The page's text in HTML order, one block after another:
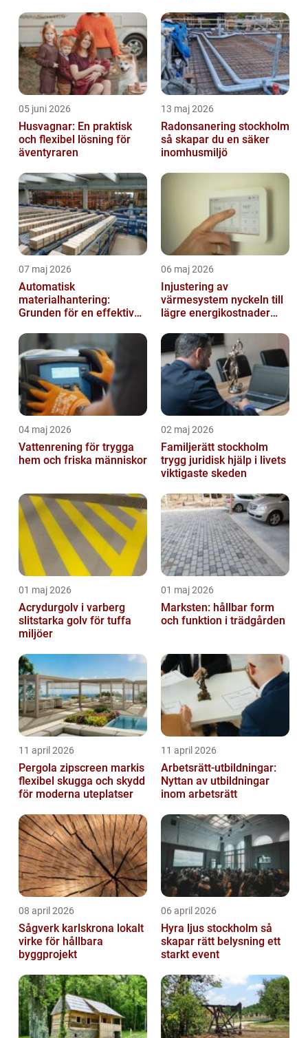
05 juni 2026
Husvagnar: En praktisk
och flexibel lösning för
äventyraren
13 maj 2026
Radonsanering stockholm
så skapar du en säker
inomhusmiljö
07 maj 2026
Automatisk
materialhantering:
Grunden för en effektiv
06 maj 2026
Injustering av
värmesystem nyckeln till
lägre energikostnader
inomhusklimat
04 maj 2026
Vattenrening för trygga
hem och friska människor
02 maj 2026
Familjerätt stockholm
trygg juridisk hjälp i livets
viktigaste skeden
01 maj 2026
Acrydurgolv i varberg
slitstarka golv för tuffa
miljöer
01 maj 2026
Marksten: hållbar form
och funktion i trädgården
11 april 2026
Pergola zipscreen markis
flexibel skugga och skydd
för moderna uteplatser
11 april 2026
Arbetsrätt-utbildningar:
Nyttan av utbildningar
inom arbetsrätt
08 april 2026
Sågverk karlskrona lokalt
virke för hållbara
byggprojekt
06 april 2026
Hyra ljus stockholm så
skapar rätt belysning ett
starkt event